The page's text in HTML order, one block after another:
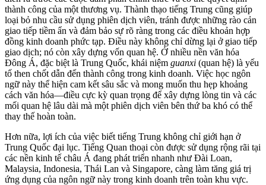
thành công của một thương vụ. Thành thạo tiếng Trung cũng giúp
loại bỏ nhu cầu sử dụng phiên dịch viên, tránh được những rào cản
giao tiếp tiềm ẩn và đảm bảo sự rõ ràng trong các điều khoản hợp
đồng kinh doanh phức tạp. Điều này không chỉ dừng lại ở giao tiếp
giao dịch; nó còn xây dựng vốn quan hệ. Ở nhiều nền văn hóa
Đông Á, đặc biệt là Trung Quốc, khái niệm guanxi (quan hệ) là yếu
tố then chốt dẫn đến thành công trong kinh doanh. Việc học ngôn
ngữ này thể hiện cam kết sâu sắc và mong muốn thu hẹp khoảng
cách văn hóa—điều cực kỳ quan trọng để xây dựng lòng tin và các
mối quan hệ lâu dài mà một phiên dịch viên bên thứ ba khó có thể
thay thế hoàn toàn.
Hơn nữa, lợi ích của việc biết tiếng Trung không chỉ giới hạn ở
Trung Quốc đại lục. Tiếng Quan thoại còn được sử dụng rộng rãi tại
các nền kinh tế châu Á đang phát triển nhanh như Đài Loan,
Malaysia, Indonesia, Thái Lan và Singapore, càng làm tăng giá trị
ứng dụng của ngôn ngữ này trong kinh doanh trên toàn khu vực.